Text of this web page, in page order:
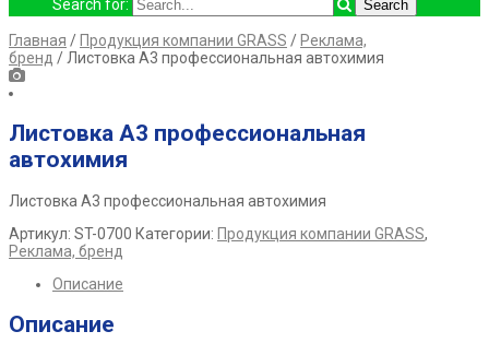
Search for:
Главная / Продукция компании GRASS / Реклама,
бренд / Листовка А3 профессиональная автохимия
Листовка А3 профессиональная
автохимия
Листовка А3 профессиональная автохимия
Артикул: ST-0700 Категории: Продукция компании GRASS,
Реклама, бренд
Описание
Описание